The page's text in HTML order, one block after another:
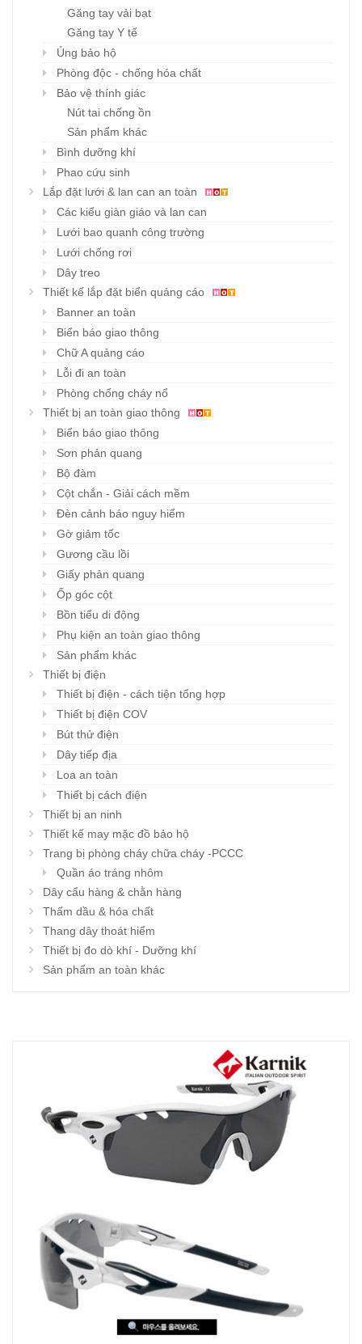
Găng tay vải bạt
Găng tay Y tế
Ủng bảo hộ
Phòng độc - chống hóa chất
Bảo vệ thính giác
Nút tai chống ồn
Sản phẩm khác
Bình dưỡng khí
Phao cứu sinh
Lắp đặt lưới & lan can an toàn
Các kiểu giàn giáo và lan can
Lưới bao quanh công trường
Lưới chống rơi
Dây treo
Thiết kế lắp đặt biển quảng cáo
Banner an toàn
Biển báo giao thông
Chữ A quảng cáo
Lỗi đi an toàn
Phòng chống cháy nổ
Thiết bị an toàn giao thông
Biển báo giao thông
Sơn phản quang
Bộ đàm
Cột chắn - Giải cách mềm
Đèn cảnh báo nguy hiểm
Gờ giảm tốc
Gương cầu lồi
Giấy phản quang
Ốp góc cột
Bồn tiểu di động
Phụ kiện an toàn giao thông
Sản phẩm khác
Thiết bị điện
Thiết bị điện - cách tiện tổng hợp
Thiết bị điện COV
Bút thử điện
Dây tiếp địa
Loa an toàn
Thiết bị cách điện
Thiết bị an ninh
Thiết kế may mặc đồ bảo hộ
Trang bị phòng cháy chữa cháy -PCCC
Quần áo tráng nhôm
Dây cẩu hàng & chằn hàng
Thấm dầu & hóa chất
Thang dây thoát hiểm
Thiết bị đo dò khí - Dưỡng khí
Sản phẩm an toàn khác